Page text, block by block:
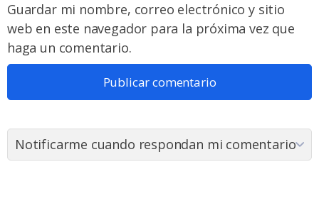
Guardar mi nombre, correo electrónico y sitio
web en este navegador para la próxima vez que
haga un comentario.